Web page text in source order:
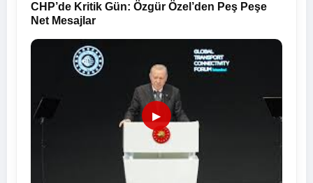
CHP’de Kritik Gün: Özgür Özel’den Peş Peşe
Net Mesajlar
▶